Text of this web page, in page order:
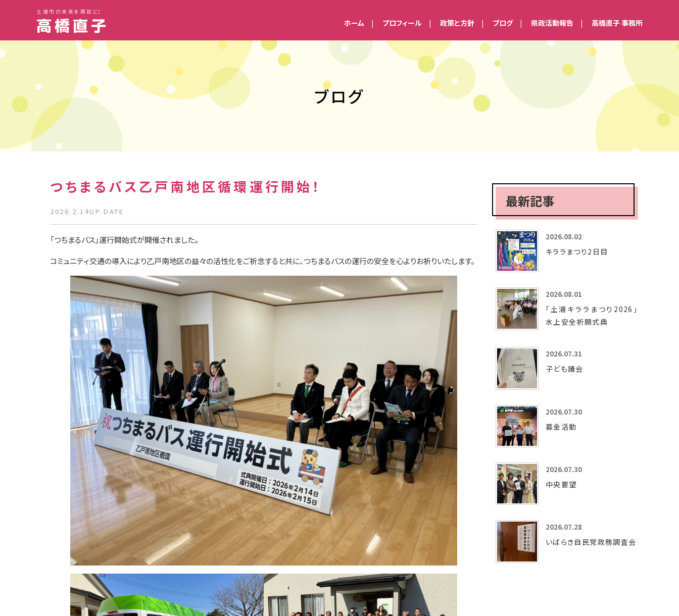
土浦市の未来を県政に！
ホーム プロフィール 政策と方針 ブログ 県政活動報告 高橋直子 事務所
ブログ
つちまるバス乙戸南地区循環運行開始！
2026.2.14UP DATE
「つちまるバス」運行開始式が開催されました。
コミュニティ交通の導入により乙戸南地区の益々の活性化をご祈念すると共に、つちまるバスの運行の安全を心よりお祈りいたします。
最新記事
2026.08.02
キララまつり2日目
2026.08.01
「土浦キララまつり2026」
水上安全祈願式典
2026.07.31
子ども議会
2026.07.30
募金活動
2026.07.30
中央要望
2026.07.28
いばらき自民党政務調査会